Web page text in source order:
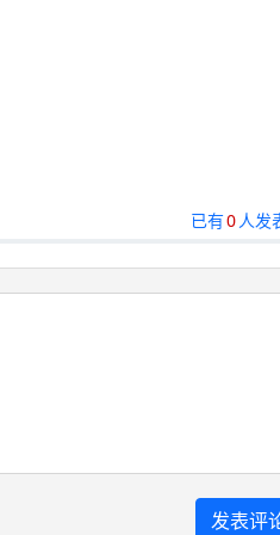
已有0人发